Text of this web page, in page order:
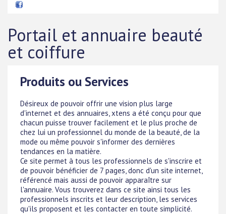
Portail et annuaire beauté
et coiffure
Produits ou Services
Désireux de pouvoir offrir une vision plus large
d'internet et des annuaires, xtens a été conçu pour que
chacun puisse trouver facilement et le plus proche de
chez lui un professionnel du monde de la beauté, de la
mode ou même pouvoir s'informer des dernières
tendances en la matière.
Ce site permet à tous les professionnels de s'inscrire et
de pouvoir bénéficier de 7 pages, donc d'un site internet,
référencé mais aussi de pouvoir apparaître sur
l'annuaire. Vous trouverez dans ce site ainsi tous les
professionnels inscrits et leur description, les services
qu'ils proposent et les contacter en toute simplicité.